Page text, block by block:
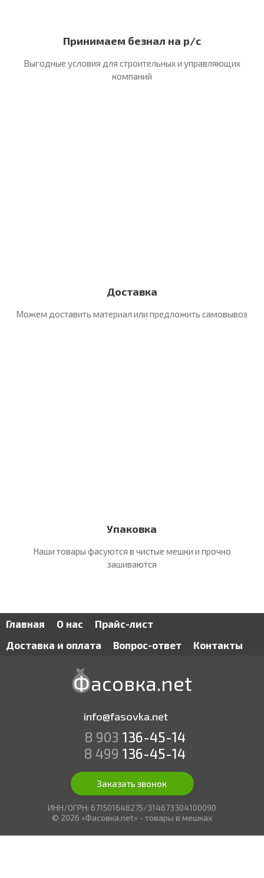
Принимаем безнал на р/с
Выгодные условия для строительныхи управляющих
компаний
Доставка
Можем доставить материал или предложить самовывоз
Упаковка
Наши товары фасуются в чистые мешки и прочно
зашиваются
Главная О нас
Прайс-лист
Доставка и оплата
Вопрос-ответ Контакты
Фасовка.net
info@fasovka.net
8 903 136-45-14
8 499 136-45-14
Заказать звонок
ИНН/ОГРН: 671501648275/314673304100090
© 2026 «Фасовка.net» - товары в мешках